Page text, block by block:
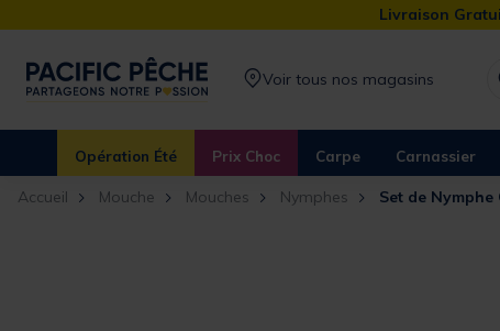
Livraison
Voir tous nos magasins
Opération Été Prix Choc Carpe Carnassier
Accueil Mouche Mouches Nymphes Set de